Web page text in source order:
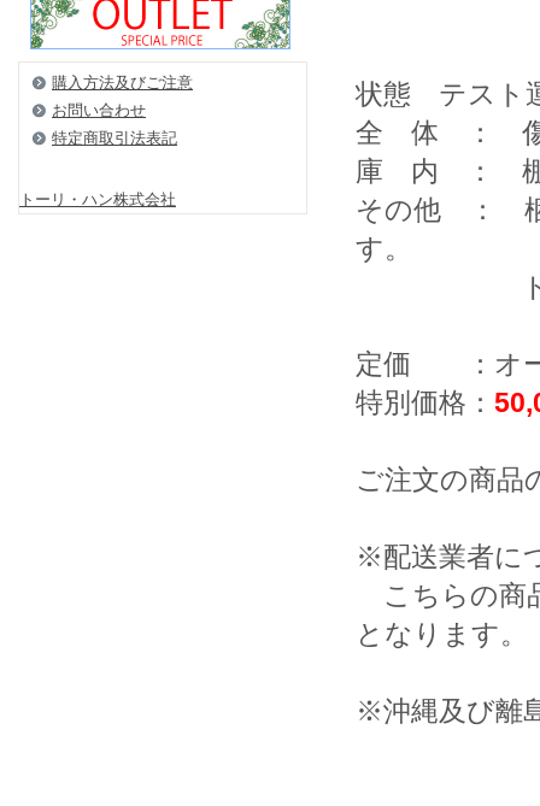
購入方法及びご注意
お問い合わせ
特定商取引法表記
トーリ・ハン株式会社
状態 テスト
全 体 ： 傷
庫 内 ： 棚
その他 ： 梱
す。
ドライ・
定価 ：オ
特別価格：
ご注文の商品
※配送業者に
こちらの商
となります。
※沖縄及び離